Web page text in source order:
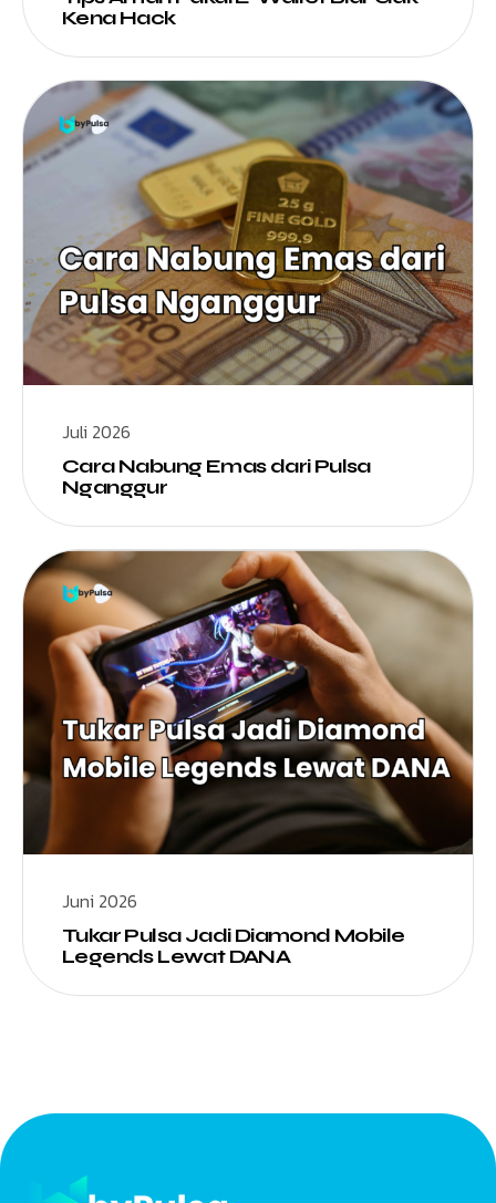
Kena Hack
Juli 2026
Cara Nabung Emas dari Pulsa
Nganggur
Juni 2026
Tukar Pulsa Jadi Diamond Mobile
Legends Lewat DANA